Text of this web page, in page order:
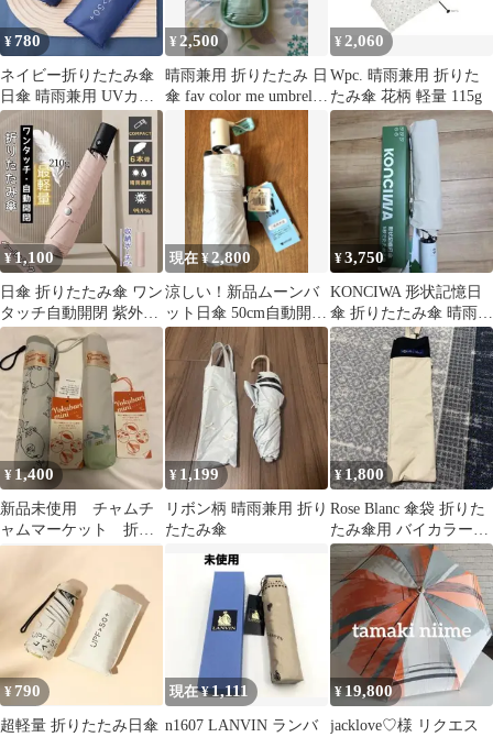
¥780
ネイビー折りたたみ傘
日傘 晴雨兼用 UVカッ
ト 軽量 コンパクト ス
マホサイズ
¥ 2,500
晴雨兼用 折りたたみ 日
傘 fav color me umbrella
グリーン
¥ 2,060
Wpc. 晴雨兼用 折りた
たみ傘 花柄 軽量 115g
¥1,100
日傘 折りたたみ傘 ワン
タッチ自動開閉 紫外線
対策 晴雨兼用 超軽量
ピンク
現在 ¥ 2,800
涼しい！新品ムーンバ
ット日傘 50cm自動開閉
遮光100% 遮熱 晴雨兼
用
¥3,750
KONCIWA 形状記憶日
傘 折りたたみ傘 晴雨兼
用
¥1,400
新品未使用 チャムチ
ャムマーケット 折り
たたみ傘 2本セット
¥ 1,199
リボン柄 晴雨兼用 折り
たたみ傘
¥1,800
Rose Blanc 傘袋 折りた
たみ傘用 バイカラー
袋のみ
¥790
超軽量 折りたたみ日傘
現在 ¥1,111
n1607 LANVIN ランバ
¥19,800
jacklove♡様 リクエス